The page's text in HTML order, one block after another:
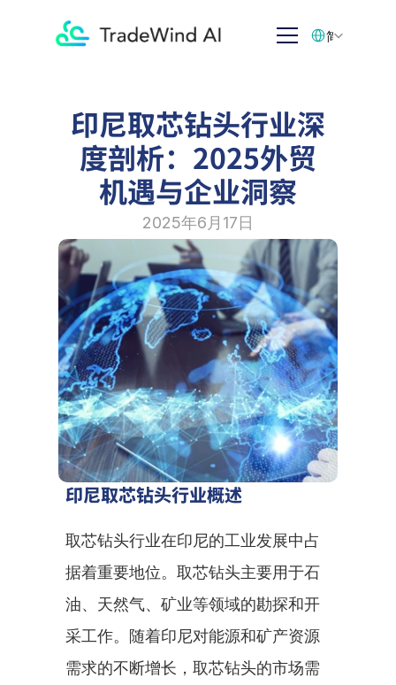
印尼取芯钻头行业深
度剖析：2025外贸
机遇与企业洞察
2025年6月17日
印尼取芯钻头行业概述
取芯钻头行业在印尼的工业发展中占
据着重要地位。取芯钻头主要用于石
油、天然气、矿业等领域的勘探和开
采工作。随着印尼对能源和矿产资源
需求的不断增长，取芯钻头的市场需
简体中文